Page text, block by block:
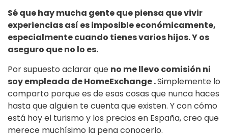
Sé que hay mucha gente que piensa que vivir
experiencias así es imposible económicamente,
especialmente cuando tienes varios hijos. Y os
aseguro que no lo es.
Por supuesto aclarar que no me llevo comisión ni
soy empleada de HomeExchange .Simplemente lo
comparto porque es de esas cosas que nunca haces
hasta que alguien te cuenta que existen. Y con cómo
está hoy el turismo y los precios en España, creo que
merece muchísimo la pena conocerlo.